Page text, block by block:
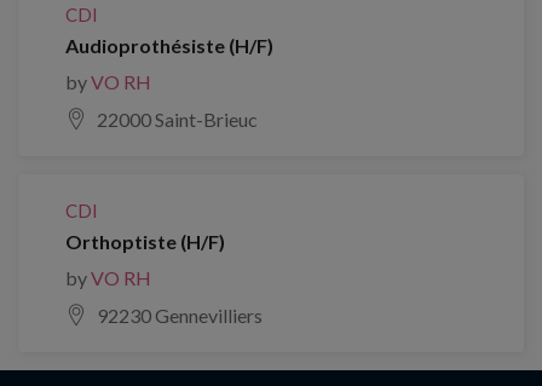
CDI
Audioprothésiste (H/F)
byVO RH
22000 Saint-Brieuc
CDI
Orthoptiste (H/F)
byVO RH
92230 Gennevilliers